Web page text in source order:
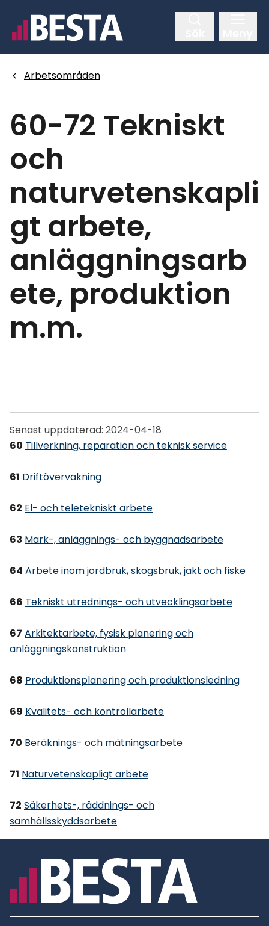
Arbetsområden
60-72 Tekniskt
och
naturvetenskapli
gt arbete,
anläggningsarb
ete, produktion
m.m.
Senast uppdaterad: 2024-04-18
60 Tillverkning, reparation och teknisk service
61 Driftövervakning
62 El- och teletekniskt arbete
63 Mark-, anläggnings- och byggnadsarbete
64 Arbete inom jordbruk, skogsbruk, jakt och fiske
66 Tekniskt utrednings- och utvecklingsarbete
67 Arkitektarbete, fysisk planering och
anläggningskonstruktion
68 Produktionsplanering och produktionsledning
69 Kvalitets- och kontrollarbete
70 Beräknings- och mätningsarbete
71 Naturvetenskapligt arbete
72 Säkerhets-, räddnings- och
samhällsskyddsarbete